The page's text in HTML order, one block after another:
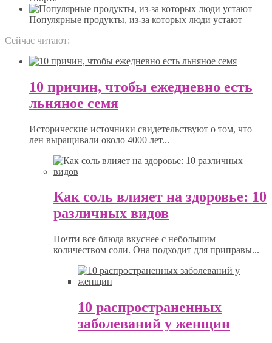
Популярные продукты, из-за которых люди устают
Сейчас читают:
10 причин, чтобы ежедневно есть
льняное семя
Исторические источники свидетельствуют о том, что
лен выращивали около 4000 лет...
Как соль влияет на здоровье: 10
различных видов
Почти все блюда вкуснее с небольшим
количеством соли. Она подходит для приправы...
10 распространенных
заболеваний у женщин